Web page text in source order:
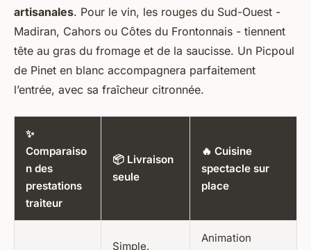
artisanales. Pour le vin, les rouges du Sud-Ouest -
Madiran, Cahors ou Côtes du Frontonnais - tiennent
tête au gras du fromage et de la saucisse. Un Picpoul
de Pinet en blanc accompagnera parfaitement
l’entrée, avec sa fraîcheur citronnée.
✨
Comparaiso
n des
prestations
traiteur
📦 Livraison
seule
🔥 Cuisine
spectacle sur
place
Simple,
Animation